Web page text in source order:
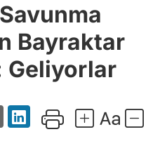
Bayraktar
Geliyorlar